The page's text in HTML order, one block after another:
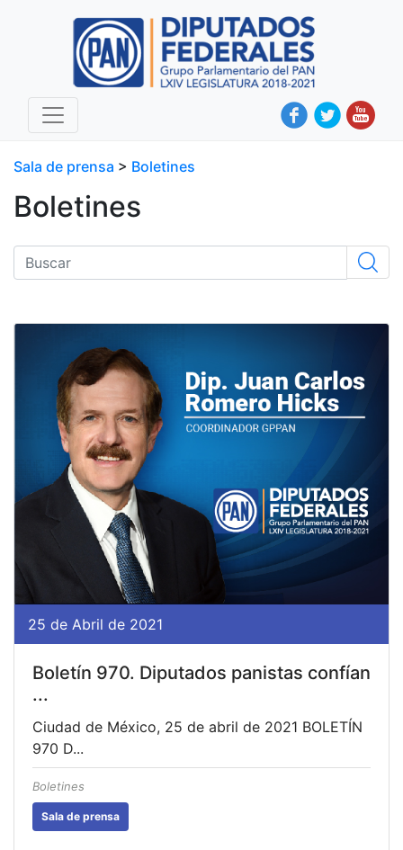
Sala de prensa > Boletines
Boletines
25 de Abril de 2021
Boletín 970. Diputados panistas confían
...
Ciudad de México, 25 de abril de 2021 BOLETÍN
970 D...
Boletines
Sala de prensa